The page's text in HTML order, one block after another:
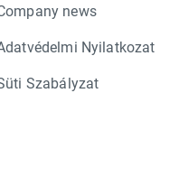
news
Nyilatkozat
Szabályzat